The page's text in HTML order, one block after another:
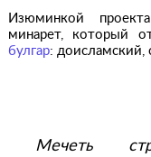
Изюминкой
минарет, который
булгар: доисламский,
Мечеть